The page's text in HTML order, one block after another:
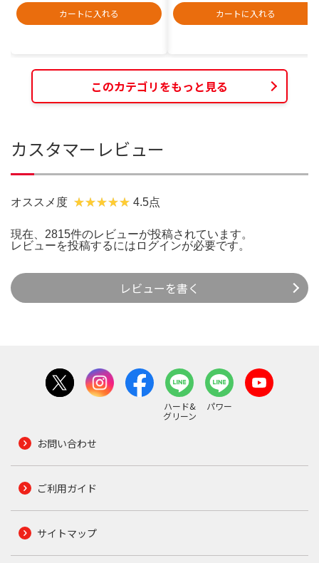
カートに入れる
カートに入れる
このカテゴリをもっと見る
カスタマーレビュー
オススメ度 4.5点
現在、2815件のレビューが投稿されています。
レビューを投稿するには ログインが必要です。
レビューを書く
ハード&
グリーン
パワー
お問い合わせ
ご利用ガイド
サイトマップ